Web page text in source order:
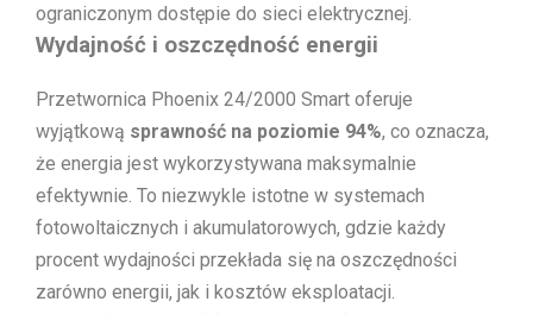
ograniczonym dostępie do sieci elektrycznej.
Wydajność i oszczędność energii
Przetwornica Phoenix 24/2000 Smart oferuje
wyjątkową sprawność na poziomie 94%, co oznacza,
że energia jest wykorzystywana maksymalnie
efektywnie. To niezwykle istotne w systemach
fotowoltaicznych i akumulatorowych, gdzie każdy
procent wydajności przekłada się na oszczędności
zarówno energii, jak i kosztów eksploatacji.